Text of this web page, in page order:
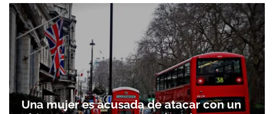
Una mujer es acusada de atacar con un